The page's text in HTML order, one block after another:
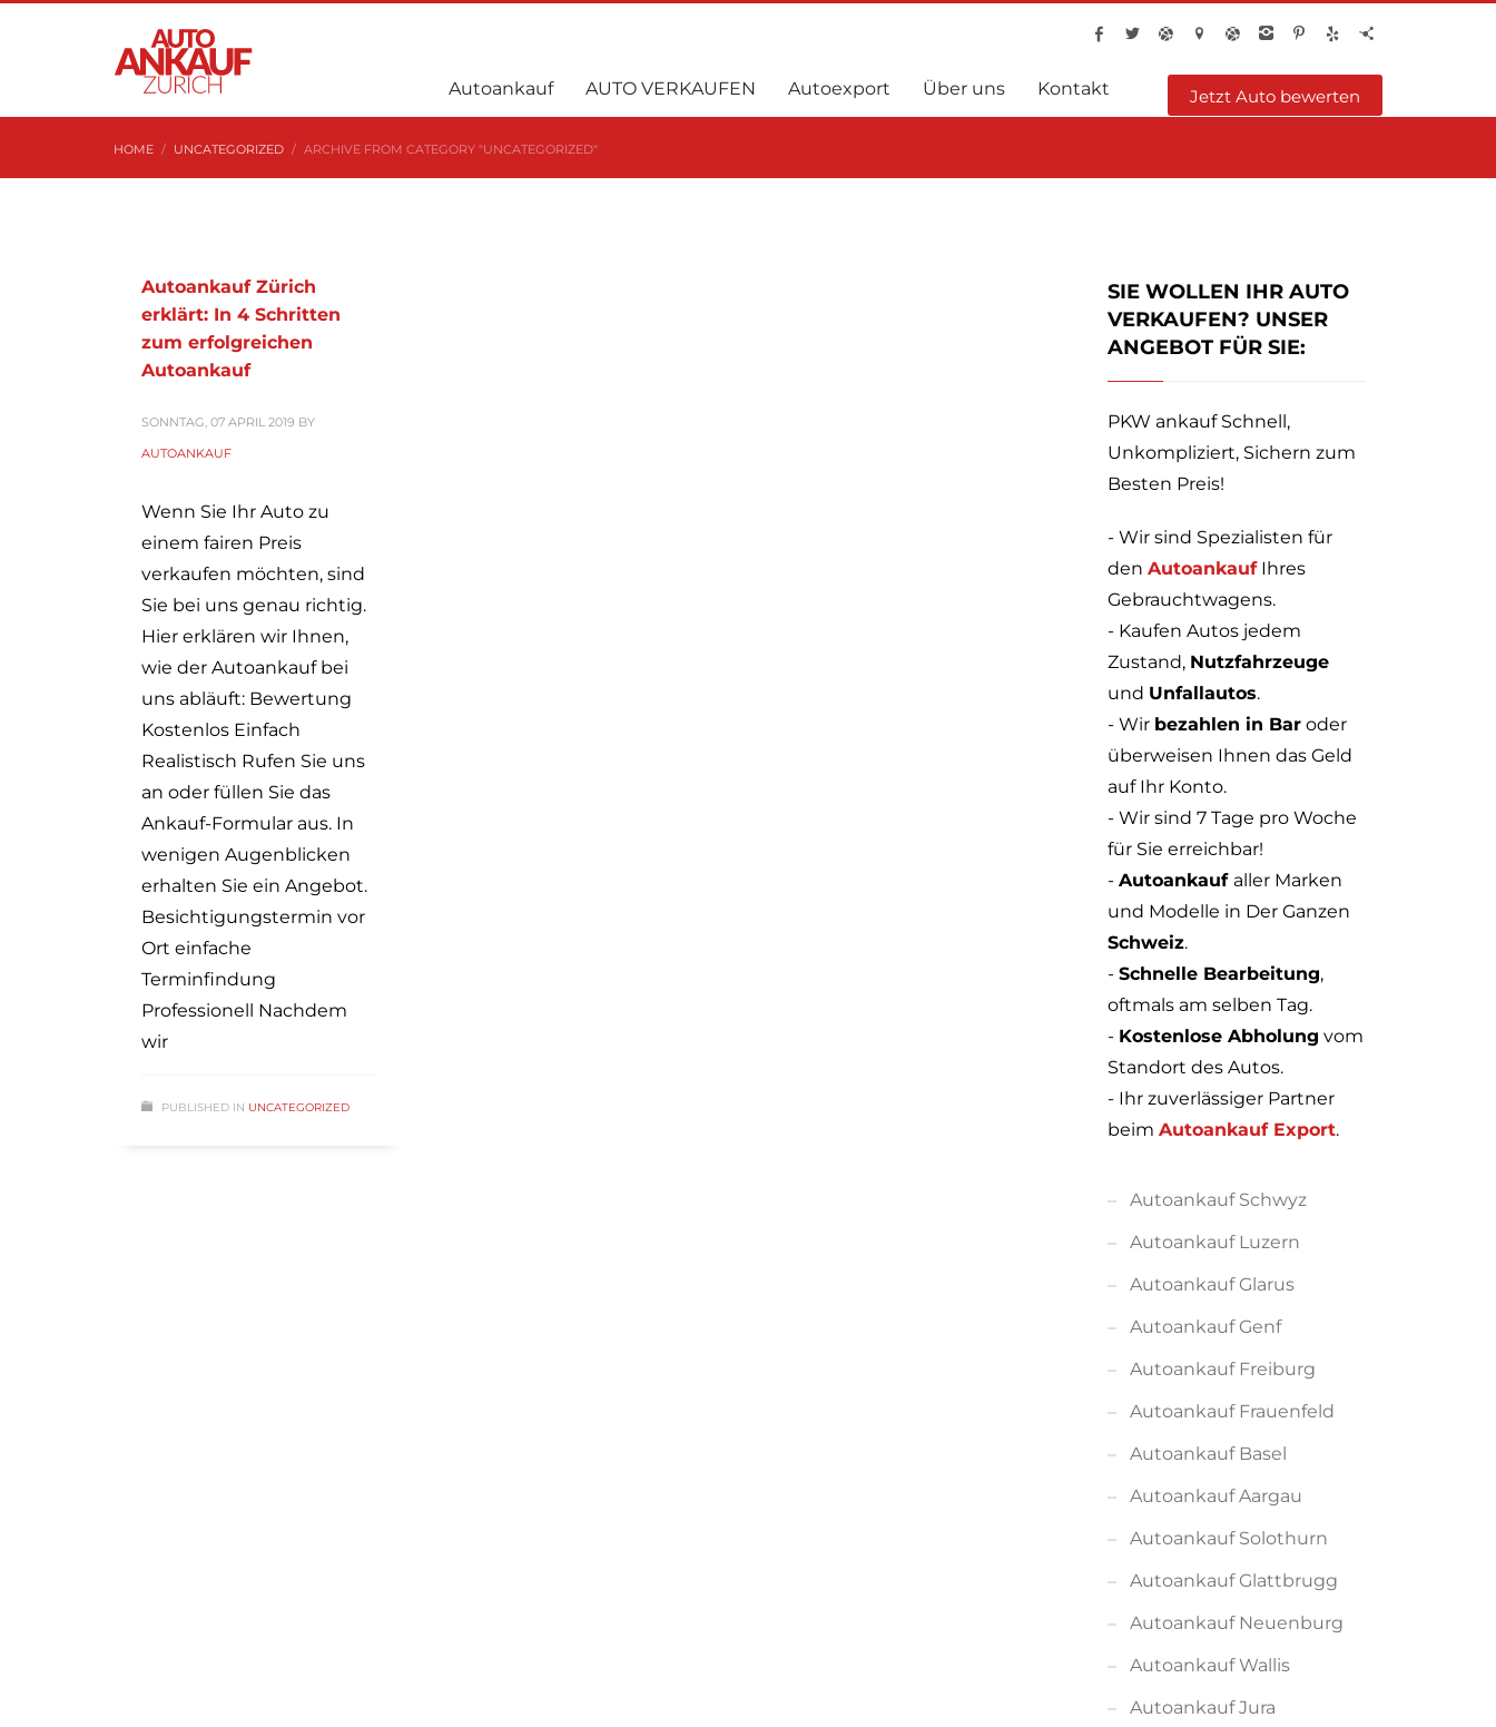
Autoankauf AUTO VERKAUFEN Autoexport Über uns Kontakt Jetzt Auto bewerten
HOME UNCATEGORIZED ARCHIVE FROM CATEGORY "UNCATEGORIZED"
Autoankauf Zürich
erklärt: In 4 Schritten
zum erfolgreichen
Autoankauf
SONNTAG, 07 APRIL 2019 BY
AUTOANKAUF
Wenn Sie Ihr Auto zu
einem fairen Preis
verkaufen möchten, sind
Sie bei uns genau richtig.
Hier erklären wir Ihnen,
wie der Autoankauf bei
uns abläuft: Bewertung
Kostenlos Einfach
Realistisch Rufen Sie uns
an oder füllen Sie das
Ankauf-Formular aus. In
wenigen Augenblicken
erhalten Sie ein Angebot.
Besichtigungstermin vor
Ort einfache
Terminfindung
Professionell Nachdem
wir
PUBLISHED IN UNCATEGORIZED
SIE WOLLEN IHR AUTO
VERKAUFEN? UNSER
ANGEBOT FÜR SIE:
PKW ankauf Schnell,
Unkompliziert, Sichern zum
Besten Preis!
- Wir sind Spezialisten für
den AutoankaufIhres
Gebrauchtwagens.
- Kaufen Autos jedem
Zustand, Nutzfahrzeuge
und Unfallautos.
- Wir bezahlen in Baroder
überweisen Ihnen das Geld
auf Ihr Konto.
- Wir sind 7 Tage pro Woche
für Sie erreichbar!
- Autoankauf aller Marken
und Modelle in Der Ganzen
Schweiz.
- Schnelle Bearbeitung,
oftmals am selben Tag.
- Kostenlose Abholung vom
Standort des Autos.
- Ihr zuverlässiger Partner
beim Autoankauf Export.
Autoankauf Schwyz
Autoankauf Luzern
Autoankauf Glarus
Autoankauf Genf
Autoankauf Freiburg
Autoankauf Frauenfeld
Autoankauf Basel
Autoankauf Aargau
Autoankauf Solothurn
Autoankauf Glattbrugg
Autoankauf Neuenburg
Autoankauf Wallis
Autoankauf Jura